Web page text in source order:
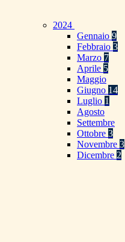
2024
Gennaio 9
Febbraio 3
Marzo 7
Aprile 5
Maggio
Giugno 14
Luglio 1
Agosto
Settembre
Ottobre 3
Novembre 3
Dicembre 2